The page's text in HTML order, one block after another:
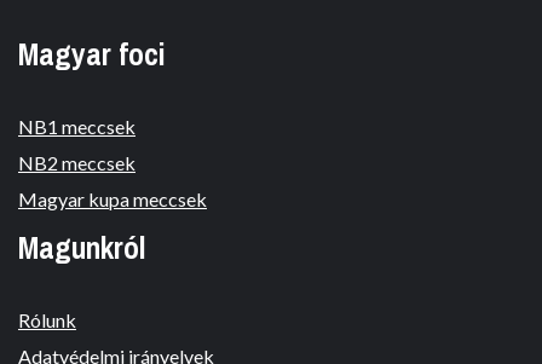
Magyar foci
NB1 meccsek
NB2 meccsek
Magyar kupa meccsek
Magunkról
Rólunk
Adatvédelmi irányelvek